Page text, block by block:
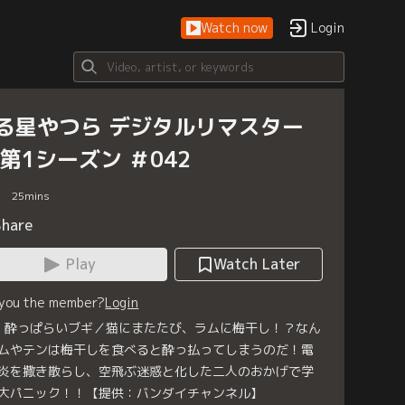
Watch now Login
星やつら デジタルリマスター
1シーズン ＃042
25mins
Play
Watch Later
the member?Login
っぱらいブギ／猫にまたたび、ラムに梅干し！？なん
やテンは梅干しを食べると酔っ払ってしまうのだ！電
を撒き散らし、空飛ぶ迷惑と化した二人のおかげで学
パニック！！【提供：バンダイチャンネル】